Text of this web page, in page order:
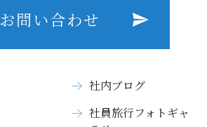
お問い合わせ
社内ブログ
社員旅行フォトギャ